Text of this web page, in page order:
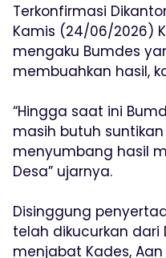
Terkonfirmasi
Kamis (24/06/2026)
mengaku Bumdes
membuahkan hasil,
“Hingga saat ini
masih butuh
menyumbang hasil
Desa” ujarnya.
Disinggung
telah dikucurkan dari
menjabat Kades,